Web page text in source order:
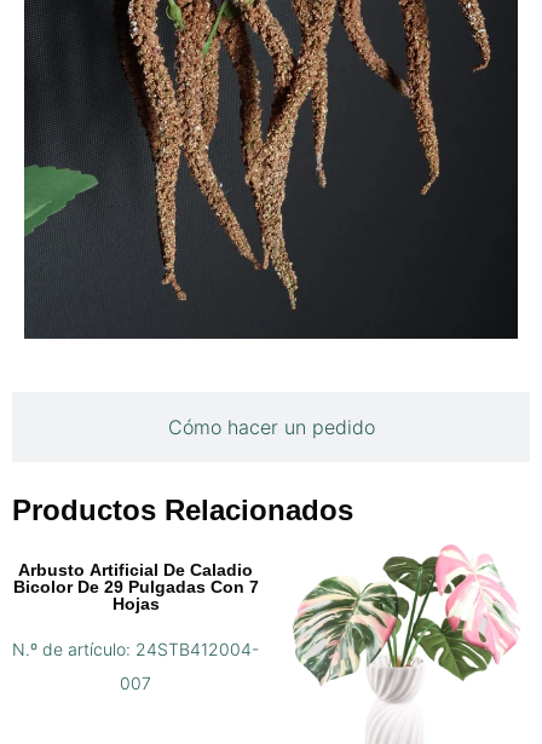
Cómo hacer un pedido
Productos Relacionados
Arbusto Artificial De Caladio
Bicolor De 29 Pulgadas Con 7
Hojas
N.º de artículo: 24STB412004-
007